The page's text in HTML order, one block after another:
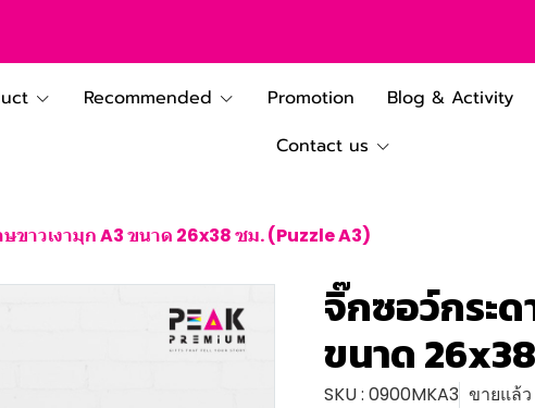
Recommended Promotion Blog & Activity
Contact us
ขาวเงามุก A3 ขนาด 26x38 ซม. (Puzzle A3)
จิ๊กซอว์กระด
ขนาด
SKU : 0900MKA3 ขายแล้